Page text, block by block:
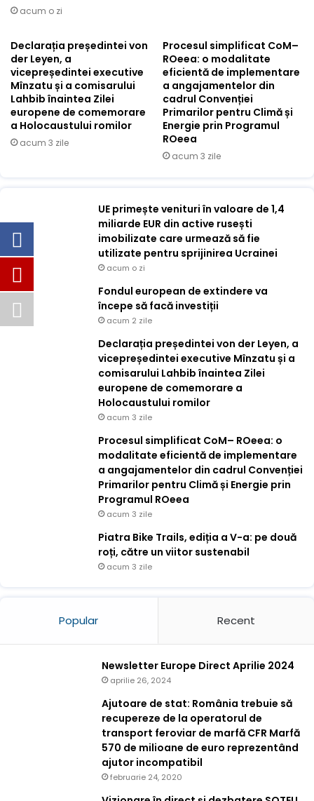
acum o zi
Declarația președintei von
der Leyen, a
vicepreședintei executive
Mînzatu și a comisarului
Lahbib înaintea Zilei
europene de comemorare
a Holocaustului romilor
acum 3 zile
Procesul simplificat CoM–
ROeea: o modalitate
eficientă de implementare
a angajamentelor din
cadrul Convenției
Primarilor pentru Climă și
Energie prin Programul
ROeea
acum 3 zile
UE primește venituri în valoare de 1,4
miliarde EUR din active rusești
imobilizate care urmează să fie
utilizate pentru sprijinirea Ucrainei
acum o zi
Fondul european de extindere va
începe să facă investiții
acum 2 zile
Declarația președintei von der Leyen, a
vicepreședintei executive Mînzatu și a
comisarului Lahbib înaintea Zilei
europene de comemorare a
Holocaustului romilor
acum 3 zile
Procesul simplificat CoM– ROeea: o
modalitate eficientă de implementare
a angajamentelor din cadrul Convenției
Primarilor pentru Climă și Energie prin
Programul ROeea
acum 3 zile
Piatra Bike Trails, ediția a V-a: pe două
roți, către un viitor sustenabil
acum 3 zile
Popular Recent
Newsletter Europe Direct Aprilie 2024
aprilie 26, 2024
Ajutoare de stat: România trebuie să
recupereze de la operatorul de
transport feroviar de marfă CFR Marfă
570 de milioane de euro reprezentând
ajutor incompatibil
februarie 24, 2020